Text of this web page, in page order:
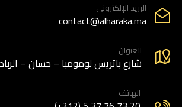
البريد الإلكتروني
contact@alharaka.ma
العنوان
66، شارع باتريس لومومبا – حسان –
الهاتف